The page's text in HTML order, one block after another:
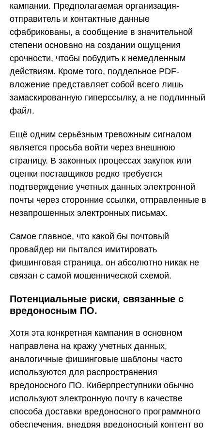
кампании. Предполагаемая организация-
отправитель и контактные данные
сфабрикованы, а сообщение в значительной
степени основано на создании ощущения
срочности, чтобы побудить к немедленным
действиям. Кроме того, поддельное PDF-
вложение представляет собой всего лишь
замаскированную гиперссылку, а не подлинный
файл.
Ещё одним серьёзным тревожным сигналом
является просьба войти через внешнюю
страницу. В законных процессах закупок или
оценки поставщиков редко требуется
подтверждение учетных данных электронной
почты через сторонние ссылки, отправленные в
незапрошенных электронных письмах.
Самое главное, что какой бы почтовый
провайдер ни пытался имитировать
фишинговая страница, он абсолютно никак не
связан с самой мошеннической схемой.
Потенциальные риски, связанные с
вредоносным ПО.
Хотя эта конкретная кампания в основном
направлена на кражу учетных данных,
аналогичные фишинговые шаблоны часто
используются для распространения
вредоносного ПО. Киберпреступники обычно
используют электронную почту в качестве
способа доставки вредоносного программного
обеспечения, внедряя вредоносный контент во